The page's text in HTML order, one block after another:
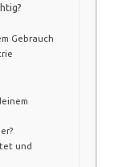
Gebrauch
und